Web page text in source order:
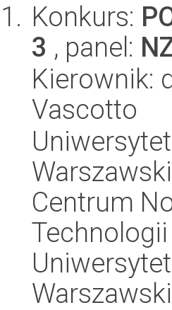
Konkurs:
3 , panel:
Kierownik:
Vascotto
Uniwersytet
Centrum
Technologii